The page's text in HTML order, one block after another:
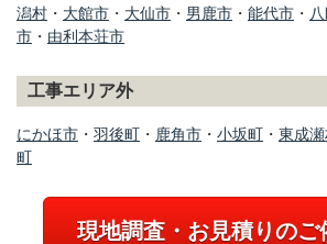
潟村 ・ 大館市 ・ 大仙市 ・ 男鹿市 ・ 能代市 ・
市 ・ 由利本荘市
工事エリア外
にかほ市 ・ 羽後町 ・ 鹿角市 ・ 小坂町 ・ 東成
町
現地調査・お見積りのご